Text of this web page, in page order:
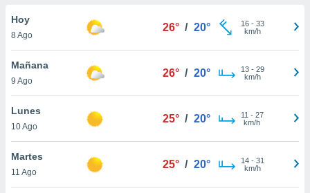
en
y
disponible
Hoy
8 Ago
26° / 20° 16- 33
km/h
Mañana
9 Ago
26° / 20° 13- 29
km/h
Lunes
10 Ago
25° / 20° 11 - 27
km/h
Martes
11 Ago
25° / 20° 14- 31
km/h